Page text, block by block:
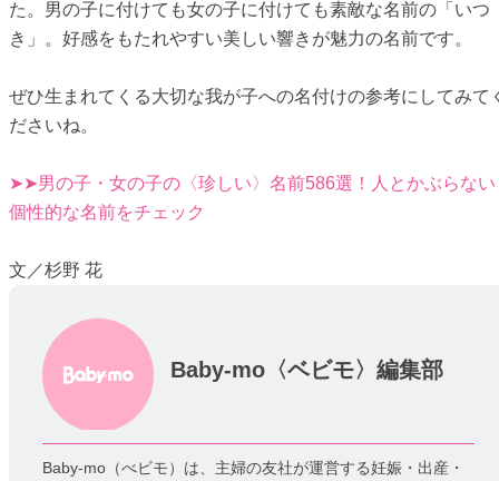
た。男の子に付けても女の子に付けても素敵な名前の「いつ
き」。好感をもたれやすい美しい響きが魅力の名前です。
ぜひ生まれてくる大切な我が子への名付けの参考にしてみて
ださいね。
➤➤男の子・女の子の〈珍しい〉名前586選！人とかぶらない
個性的な名前をチェック
文／杉野 花
Baby-mo〈ベビモ〉編集部
Baby-mo（べビモ）は、主婦の友社が運営する妊娠・出産・